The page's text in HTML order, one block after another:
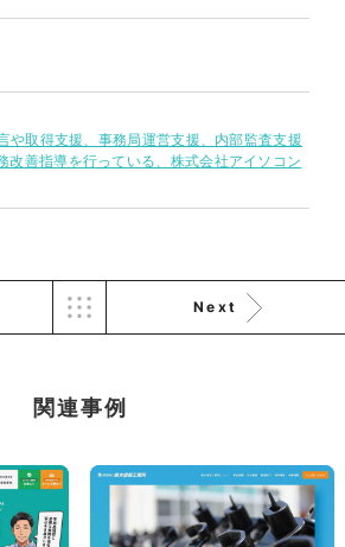
インフ
株式会社三共様 会社案内パン
ょちゃ
や取得支援、事務局運営支援、内部監査支援
改善指導を行っている、株式会社アイソコン
Next
関連事例